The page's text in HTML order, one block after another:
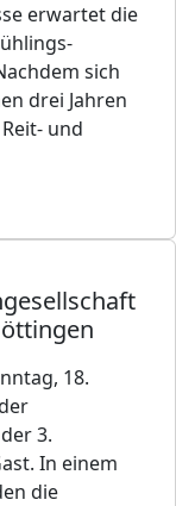
erwartet die
sich
drei Jahren
und
18.
3.
In einem
die